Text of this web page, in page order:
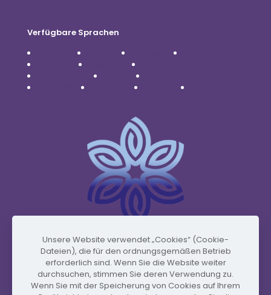
Verfügbare Sprachen
www.vidafyglobal.com
Unsere Website verwendet „Cookies“ (Cookie-
Dateien), die für den ordnungsgemäßen Betrieb
erforderlich sind. Wenn Sie die Website weiter
durchsuchen, stimmen Sie deren Verwendung zu.
Wenn Sie mit der Speicherung von Cookies auf Ihrem